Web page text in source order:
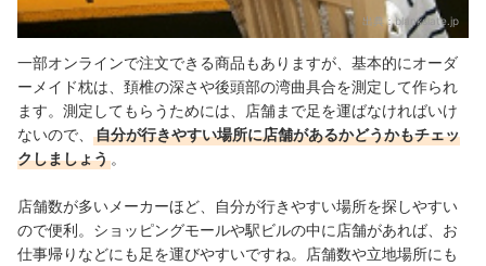
出典：blankslate.jp
一部オンラインで注文できる商品もありますが、基本的にオーダ
ーメイド枕は、頚椎の深さや後頭部の湾曲具合を測定して作られ
ます。測定してもらうためには、店舗まで足を運ばなければいけ
ないので、
自分が行きやすい場所に店舗があるかどうかもチェッ
クしましょう 。
店舗数が多いメーカーほど、自分が行きやすい場所を探しやすい
ので便利。ショッピングモールや駅ビルの中に店舗があれば、お
仕事帰りなどにも足を運びやすいですね。店舗数や立地場所にも